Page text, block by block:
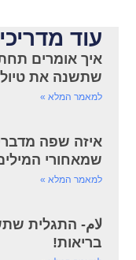
עוד
איך אומרים
שתשנה את
למאמר המלא »
איזה שפה
שמאחורי
למאמר המלא »
لام- התגלית
בריאות!